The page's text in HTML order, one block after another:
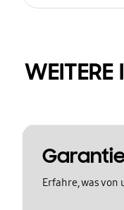
WEITERE
Erfahre, was